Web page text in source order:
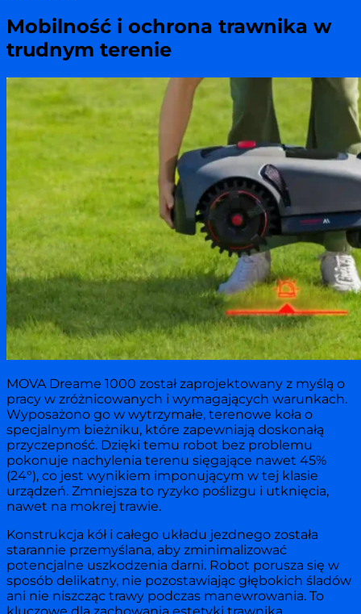
Mobilność i ochrona trawnika w
trudnym terenie
MOVA Dreame 1000 został zaprojektowany z myślą o
pracy w zróżnicowanych i wymagających warunkach.
Wyposażono go w wytrzymałe, terenowe koła o
specjalnym bieżniku, które zapewniają doskonałą
przyczepność. Dzięki temu robot bez problemu
pokonuje nachylenia terenu sięgające nawet 45%
(24°), co jest wynikiem imponującym w tej klasie
urządzeń. Zmniejsza to ryzyko poślizgu i utknięcia,
nawet na mokrej trawie.
Konstrukcja kół i całego układu jezdnego została
starannie przemyślana, aby zminimalizować
potencjalne uszkodzenia darni. Robot porusza się w
sposób delikatny, nie pozostawiając głębokich śladów
ani nie niszcząc trawy podczas manewrowania. To